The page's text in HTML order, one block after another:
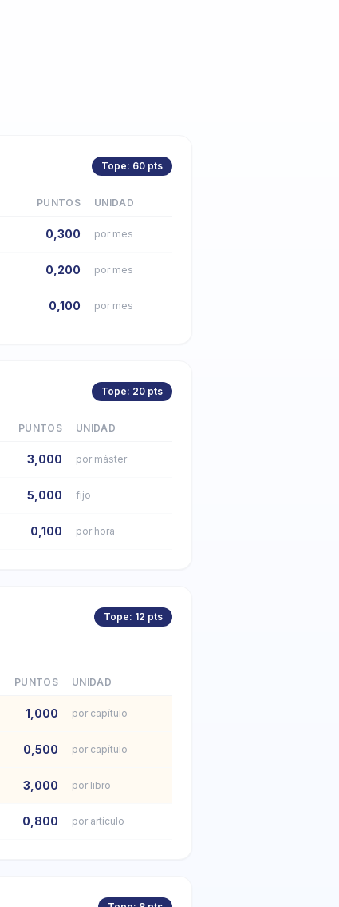
Tope: 60 pts
PUNTOS UNIDAD
0,300 por mes
0,200 por mes
0,100 por mes
Tope: 20 pts
PUNTOS UNIDAD
3,000 por máster
5,000 fijo
0,100 por hora
Tope: 12 pts
PUNTOS UNIDAD
1,000 por capítulo
0,500 por capítulo
3,000 por libro
0,800 por artículo